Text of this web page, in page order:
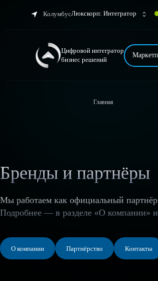
КолумбусЛюкскорп: Интегратор
Цифровой интегратор
бизнес решений
Главная
Бренды и партнёры
Мы работаем как официальный
Подробнее — в разделе «О компании» и
О компании Партнёрство Контакты